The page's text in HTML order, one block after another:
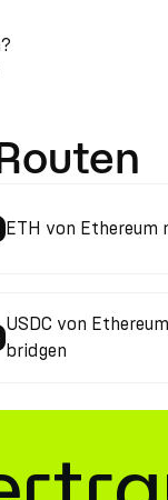
ETH von Ethereum
USDC von
bridgen